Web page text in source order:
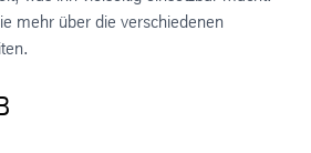
mehr über die verschiedenen